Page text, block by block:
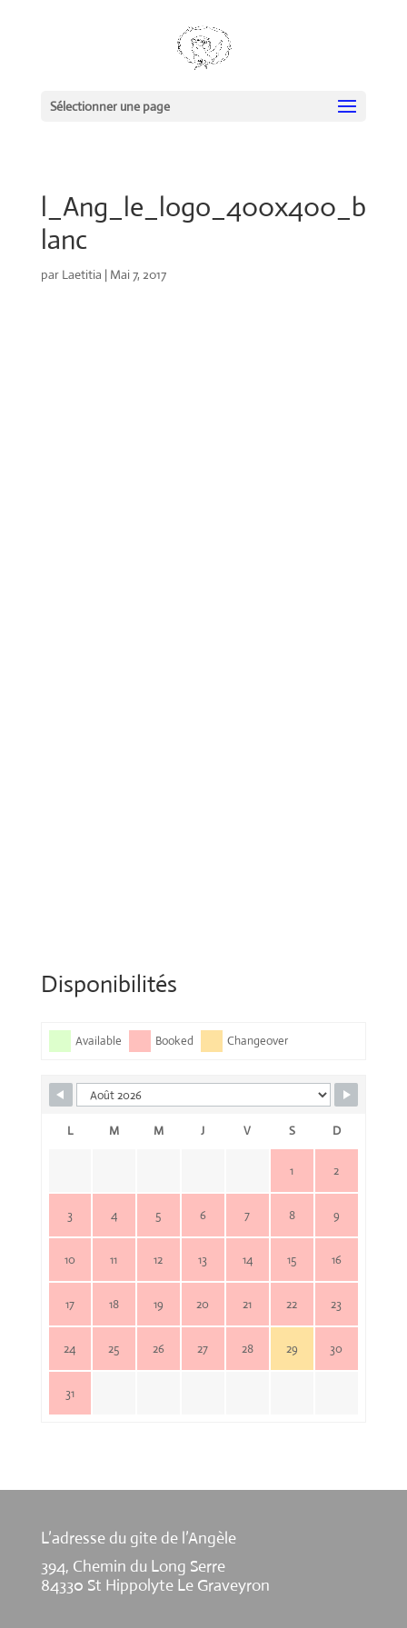
Sélectionner une page
l_Ang_le_logo_400x400_b
lanc
par Laetitia | Mai 7, 2017
Disponibilités
Available Booked Changeover
L M M J V S D
1 2
3 4 5 6 7 8 9
10 11 12 13 14 15 16
17 18 19 20 21 22 23
24 25 26 27 28 29 30
31
L’adresse du gite de l’Angèle
394, Chemin du Long Serre
84330 St Hippolyte Le Graveyron